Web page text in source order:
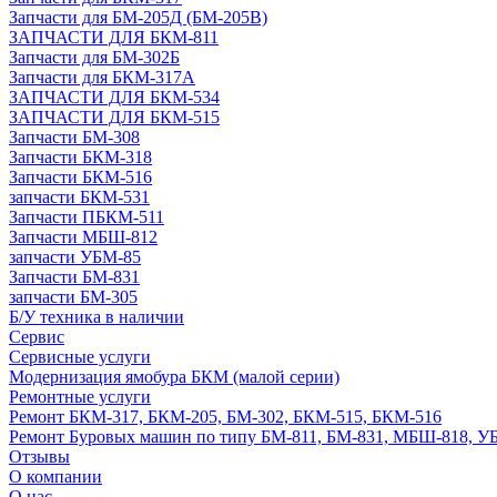
Запчасти для БМ-205Д (БМ-205В)
ЗАПЧАСТИ ДЛЯ БКМ-811
Запчасти для БМ-302Б
Запчасти для БКМ-317А
ЗАПЧАСТИ ДЛЯ БКМ-534
ЗАПЧАСТИ ДЛЯ БКМ-515
Запчасти БМ-308
Запчасти БКМ-318
Запчасти БКМ-516
запчасти БКМ-531
Запчасти ПБКМ-511
Запчасти МБШ-812
запчасти УБМ-85
Запчасти БМ-831
запчасти БМ-305
Б/У техника в наличии
Сервис
Сервисные услуги
Модернизация ямобура БКМ (малой серии)
Ремонтные услуги
Ремонт БКМ-317, БКМ-205, БМ-302, БКМ-515, БКМ-516
Ремонт Буровых машин по типу БМ-811, БМ-831, МБШ-818,
Отзывы
О компании